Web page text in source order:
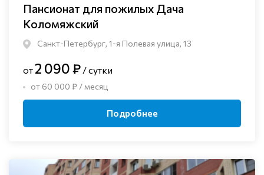
Пансионат для пожилых Дача
Коломяжский
Санкт-Петербург, 1-я Полевая улица, 13
от 2 090 ₽ / сутки
от 60 000 ₽ / месяц
Подробнее